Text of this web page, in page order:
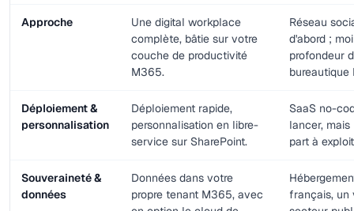
Approche
Une digital workplace
complète, bâtie sur votre
couche de productivité
M365.
Réseau
d'abord ;
profondeur
bureautique
Déploiement &
personnalisation
Déploiement rapide,
personnalisation en libre-
service sur SharePoint.
SaaS no-
lancer,
part à
Souveraineté &
données
Données dans votre
propre tenant M365, avec
français, un